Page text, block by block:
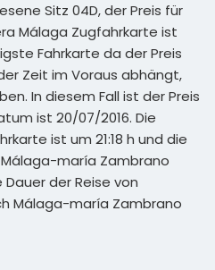
Sitz 04D, der Preis für
Málaga Zugfahrkarte ist
Fahrkarte da der Preis
Zeit im Voraus abhängt,
In diesem Fall ist der Preis
ist 20/07/2016. Die
ist um 21:18 h und die
maría Zambrano
Dauer der Reise von
Málaga-maría Zambrano